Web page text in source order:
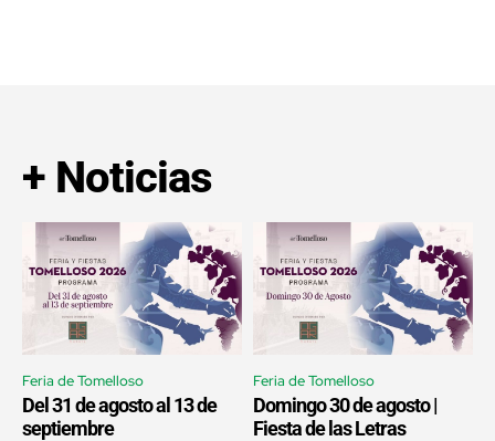
+ Noticias
Feria de Tomelloso
Del 31 de agosto al 13 de
septiembre
Feria de Tomelloso
Domingo 30 de agosto |
Fiesta de las Letras